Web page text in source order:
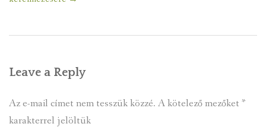
Leave a Reply
Az e-mail címet nem tesszük közzé. A kötelező mezőket *
karakterrel jelöltük